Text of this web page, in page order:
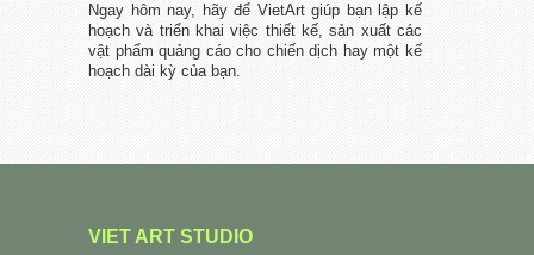
Ngay hôm nay, hãy để VietArt giúp bạn lập kế
hoạch và triển khai việc thiết kế, sản xuất các
vật phẩm quảng cáo cho chiến dịch hay một kế
hoạch dài kỳ của bạn.
VIET ART STUDIO